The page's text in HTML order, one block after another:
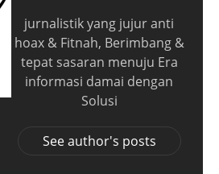
jurnalistik yang jujur anti
hoax & Fitnah, Berimbang &
tepat sasaran menuju Era
informasi damai dengan
Solusi
See author's posts